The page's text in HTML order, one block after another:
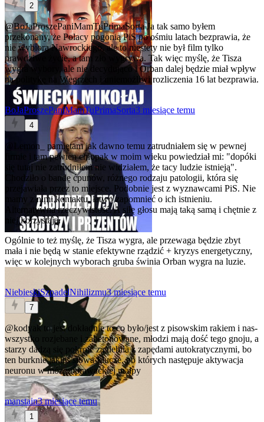
2
@BoJaProszePaniMamTuPrimaSortaJa tak samo byłem
przekonany, że Polacy pogonią PiS po ośmiu latach bezprawia, że
nie wybiorą Nawrockiego, ale to niestety nie był film tylko
prawdziwe życie, a tam zło wygrywa. Tak więc myślę, że Tisza
wygra wybory, ale nie decydująco i Orban dalej będzie miał wpływ
na politykę na Węgrzech i uniemożliwi rozliczenia 16 lat bezprawia.
BoJaProszePaniMamTuPrimaSorta3 miesiące temu
4
@Lemon_
pamiętam jak dawno temu zatrudniałem się w pewnej
firmie i tam pewien chłopak w moim wieku powiedział mi: "dopóki
się tutaj nie zatrudniłem nie widziałem, że tacy ludzie istnieją".
Chodziło o bandę ćpunów, różnego rodzaju patologii, która się
przejawiała przez to miejsce. Podobnie jest z wyznawcami PiS. Nie
mamy z nimi kontaktu, łatwo zapomnieć o ich istnieniu.
Alternatywna rzeczywistość. A siłę głosu mają taką samą i chętnie z
niej korzystają.
Ogólnie to też myślę, że Tisza wygra, ale przewaga będzie zbyt
mała i nie będą w stanie efektywne rządzić + kryzys energetyczny,
więc w kolejnych wyborach gruba świnia Orban wygra na luzie.
NiebieskiSzpadelNihilizmu3 miesiące temu
7
@kodyakto jest dokładnie to co było/jest z pisowskim rakiem i nas-
wszystko rozjebane i zabetonowane, młodzi mają dość tego gnoju, a
starzy dadzą się pokroić za debila z zapędami autokratycznymi, bo
ten burknie jakieś słowa-klucze, po których następuje aktywacja
neuronu w mózgu prawackiej małpy
manstain3 miesiące temu
1